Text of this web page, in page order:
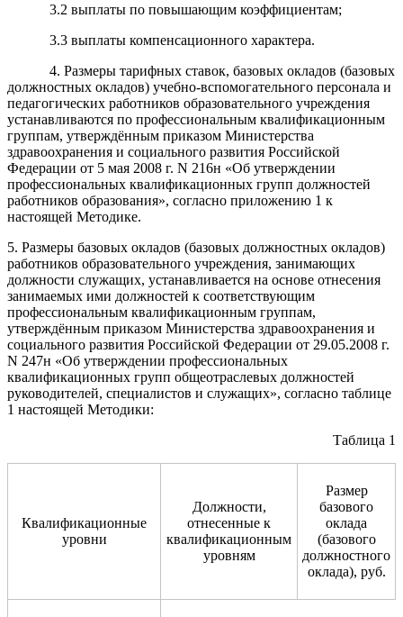
3.2 выплаты по повышающим коэффициентам;
3.3 выплаты компенсационного характера.
4. Размеры тарифных ставок, базовых окладов (базовых
должностных окладов) учебно-вспомогательного персонала и
педагогических работников образовательного учреждения
устанавливаются по профессиональным квалификационным
группам, утверждённым приказом Министерства
здравоохранения и социального развития Российской
Федерации от 5 мая 2008 г. N 216н «Об утверждении
профессиональных квалификационных групп должностей
работников образования», согласно приложению 1 к
настоящей Методике.
5. Размеры базовых окладов (базовых должностных окладов)
работников образовательного учреждения, занимающих
должности служащих, устанавливается на основе отнесения
занимаемых ими должностей к соответствующим
профессиональным квалификационным группам,
утверждённым приказом Министерства здравоохранения и
социального развития Российской Федерации от 29.05.2008 г.
N 247н «Об утверждении профессиональных
квалификационных групп общеотраслевых должностей
руководителей, специалистов и служащих», согласно таблице
1 настоящей Методики:
Таблица 1
Квалификационные
уровни
Должности,
отнесенные к
квалификационным
уровням
Размер
базового
оклада
(базового
должностного
оклада), руб.